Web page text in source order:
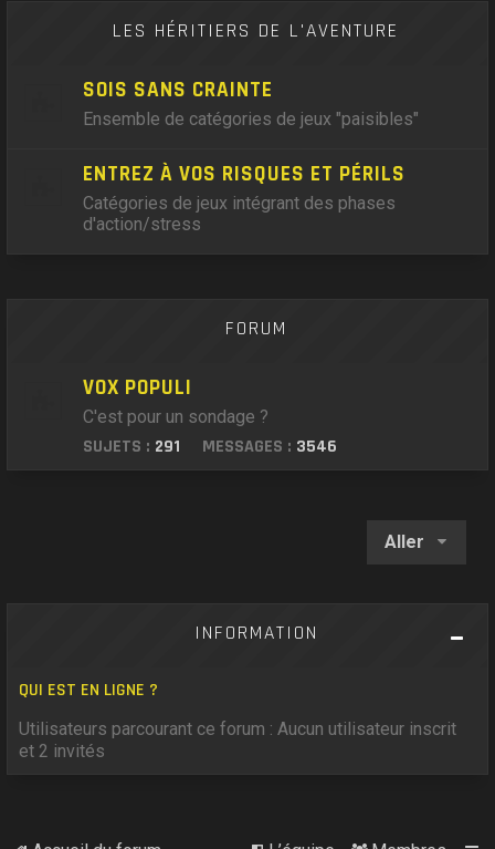
LES HÉRITIERS DE L'AVENTURE
SOIS SANS CRAINTE
Ensemble de catégories de jeux "paisibles"
ENTREZ À VOS RISQUES ET PÉRILS
Catégories de jeux intégrant des phases
d'action/stress
FORUM
VOX POPULI
C'est pour un sondage ?
SUJETS : 291 MESSAGES : 3546
Aller
INFORMATION
QUI EST EN LIGNE ?
Utilisateurs parcourant ce forum : Aucun utilisateur inscrit
et 2 invités